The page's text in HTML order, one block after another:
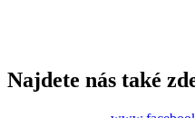
Najdete nás také